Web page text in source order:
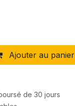
Ajouter au panier
de 30 jours